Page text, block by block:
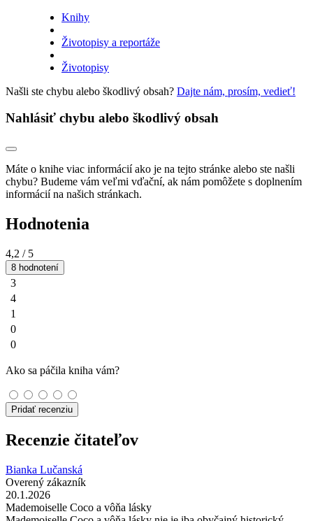
Knihy
Životopisy a reportáže
Životopisy
Našli ste chybu alebo škodlivý obsah? Dajte nám, prosím, vedieť!
Nahlásiť chybu alebo škodlivý obsah
Máte o knihe viac informácií ako je na tejto stránke alebo ste našli
chybu? Budeme vám veľmi vďační, ak nám pomôžete s doplnením
informácií na našich stránkach.
Hodnotenia
4,2 / 5
8 hodnotení
3
4
1
0
0
Ako sa páčila kniha vám?
Pridať recenziu
Recenzie čitateľov
Bianka Lučanská
Overený zákazník
20.1.2026
Mademoiselle Coco a vôňa lásky